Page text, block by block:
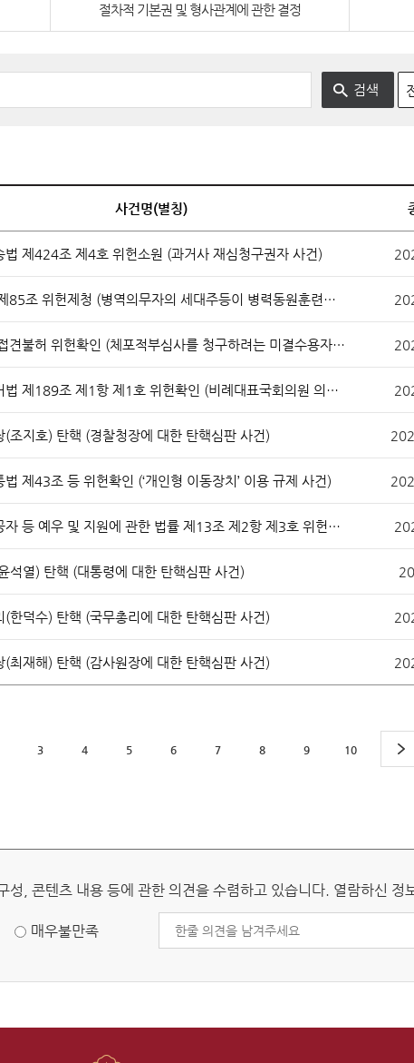
백송아카데미 온라인 청원
입법예고
개관 헌법재판소 권한
헌법소원심판
위헌법률심판
탄핵심판
권한쟁의심판
심판 청구방법 전자헌법재판센터
주 묻는 질문) 질문과 답변
신고 정보공개
정보공개 청구
전시관 관람안내
신청확인(단체예약)
절차적 기본권 및 형사관계에 관한 결정
사건명(별칭)
법 제424조 제4호 위헌소원 (과거사 재심청구권자 사건)
병역법 제85조 위헌제청 (병역의무자의 세대주등이 병력동원훈련소집 통지서를 본인에게 전달할 의무를 위반한 경우 형사처벌 하는 구 병역법 조항에 관한 위헌제청 사건)
변호인 접견불허 위헌확인 (체포적부심사를 청구하려는 미결수용자의 주말 변호인 접견 불허 사건)
공직선거법 제189조 제1항 제1호 위헌확인 (비례대표국회의원 의석할당에 관한 저지조항 사건)
(조지호) 탄핵 (경찰청장에 대한 탄핵심판 사건)
법 제43조 등 위헌확인 (‘개인형 이동장치’ 이용 규제 사건)
국가유공자 등 예우 및 지원에 관한 법률 제13조 제2항 제3호 위헌제청 (국가유공자의 유족인 자녀 중 연장자 우선 사건)
석열) 탄핵 (대통령에 대한 탄핵심판 사건)
(한덕수) 탄핵 (국무총리에 대한 탄핵심판 사건)
(최재해) 탄핵 (감사원장에 대한 탄핵심판 사건)
3 4 5 6 7 8 9 10
성, 콘텐츠 내용 등에 관한 의견을 수렴하고 있습니다. 열람하신 정
매우불만족